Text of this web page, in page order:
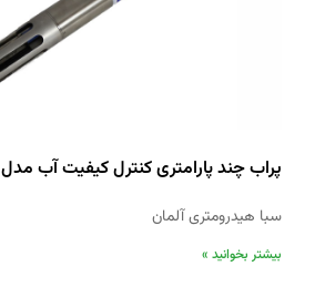
پراب چند پارامتری کنترل کیفیت آب مدل MPS-D8
سبا هیدرومتری آلمان
بیشتر بخوانید »